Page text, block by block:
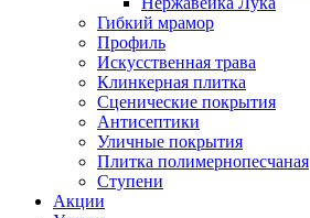
Гибкий мрамор
Профиль
Искусственная трава
Клинкерная плитка
Сценические покрытия
Антисептики
Уличные покрытия
Плитка полимернопесчаная
Ступени
Акции